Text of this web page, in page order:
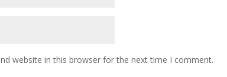
website in this browser for the next time I comment.